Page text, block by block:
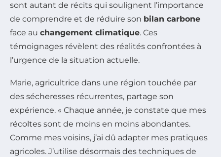
sont autant de récits qui soulignent l’importance
de comprendre et de réduire son bilan carbone
face au changement climatique. Ces
témoignages révèlent des réalités confrontées à
l’urgence de la situation actuelle.
Marie, agricultrice dans une région touchée par
des sécheresses récurrentes, partage son
expérience. « Chaque année, je constate que mes
récoltes sont de moins en moins abondantes.
Comme mes voisins, j’ai dû adapter mes pratiques
agricoles. J’utilise désormais des techniques de